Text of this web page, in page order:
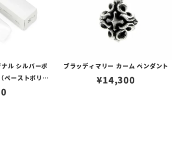
ル シルバーポ
ペーストポリッ
ブラッディマリー カーム ペンダント
¥14,300